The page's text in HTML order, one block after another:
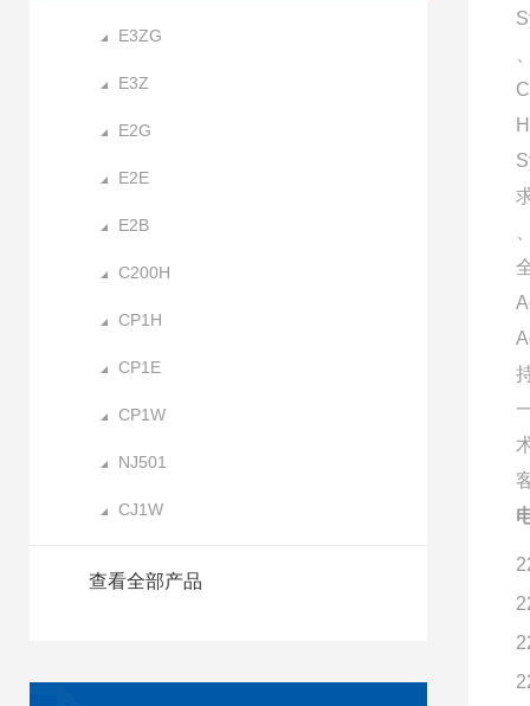
E3ZG
E3Z
E2G
E2E
E2B
C200H
CP1H
CP1E
CP1W
NJ501
CJ1W
查看全部产品